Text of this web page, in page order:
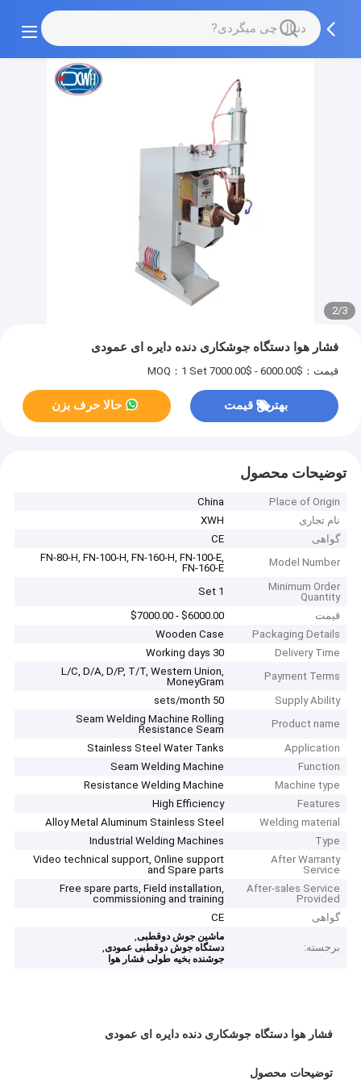
2/3
فشار هوا دستگاه جوشکاری دنده دایره ای عمودی
قیمت：$6000.00 - $7000.00 MOQ：1 Set
بهترین قیمت حالا حرف بزن
توضیحات محصول
Place of Origin
China
نام تجاری
XWH
گواهی
CE
Model Number
FN-80-H, FN-100-H, FN-160-H, FN-100-E,
FN-160-E
Minimum Order
Quantity
1 Set
قیمت
$6000.00 - $7000.00
Packaging Details
Wooden Case
Delivery Time
30 Working days
Payment Terms
L/C, D/A, D/P, T/T, Western Union,
MoneyGram
Supply Ability
50 sets/month
Product name
Seam Welding Machine Rolling
Resistance Seam
Application
Stainless Steel Water Tanks
Function
Seam Welding Machine
Machine type
Resistance Welding Machine
Features
High Efficiency
Welding material
Alloy Metal Aluminum Stainless Steel
Type
Industrial Welding Machines
After Warranty
Service
Video technical support, Online support
and Spare parts
After-sales Service
Provided
Free spare parts, Field installation,
commissioning and training
گواهی
CE
برجسته:
ماشین جوش دوقطبی,
دستگاه جوش دوقطبی عمودی,
جوشنده بخیه طولی فشار هوا
فشار هوا دستگاه جوشکاری دنده دایره ای عمودی
توضیحات محصول